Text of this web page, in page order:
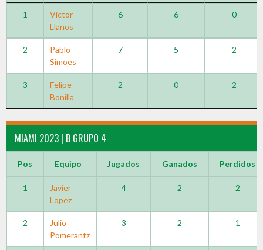
1
Victor
Llanos
6 6 0
2
Pablo
Simoes
7 5 2
3
Felipe
Bonilla
2 0 2
MIAMI 2023 | B GRUPO 4
Pos Equipo Jugados Ganados Perdidos
1
Javier
Lopez
4 2 2
2
Julio
Pomerantz
3 2 1